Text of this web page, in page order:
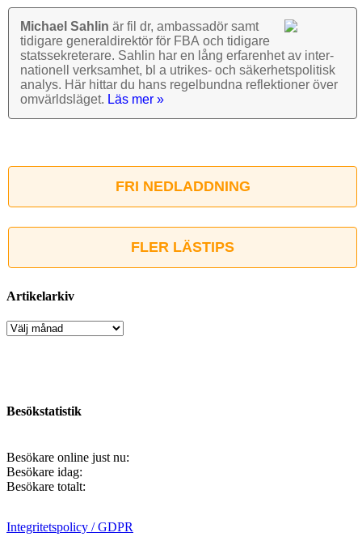
Michael Sahlin är fil dr, ambassadör samt
tidigare general­direktör för FBA och tidigare
stats­sekre­terare. Sahlin har en lång erfarenhet av inter­
nationell verk­samhet, bl a utrikes- och säkerhets­politisk
analys. Här hittar du hans regel­bundna reflek­tioner över
omvärlds­läget. Läs mer »
FRI NEDLADDNING
FLER LÄSTIPS
Artikelarkiv
Artikelarkiv
Besökstatistik
Besökare online just nu:
Besökare idag:
Besökare totalt:
Integritetspolicy / GDPR